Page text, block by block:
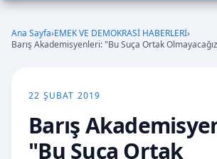
Ana Sayfa›EMEK VE DEMOKRASİ HABERLERİ›
Barış Akademisyenleri: "Bu Suça Ortak
22 ŞUBAT 2019
Barış
"Bu Suça Ortak